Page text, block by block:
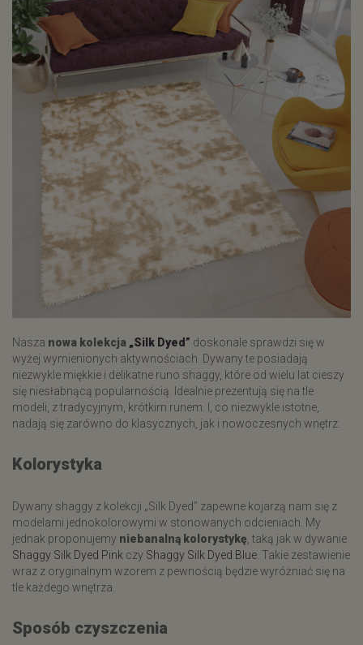
Nasza nowa kolekcja „Silk Dyed” doskonale sprawdzi się w
wyżej wymienionych aktywnościach. Dywany te posiadają
niezwykle miękkie i delikatne runo shaggy, które od wielu lat cieszy
się niesłabnącą popularnością. Idealnie prezentują się na tle
modeli, z tradycyjnym, krótkim runem. I, co niezwykle istotne,
nadają się zarówno do klasycznych, jak i nowoczesnych wnętrz.
Kolorystyka
Dywany shaggy z kolekcji „Silk Dyed” zapewne kojarzą nam się z
modelami jednokolorowymi w stonowanych odcieniach. My
jednak proponujemy niebanalną kolorystykę , taką jak w dywanie
Shaggy Silk Dyed Pink czy Shaggy Silk Dyed Blue . Takie zestawienie
wraz z oryginalnym wzorem z pewnością będzie wyróżniać się na
tle każdego wnętrza.
Sposób czyszczenia